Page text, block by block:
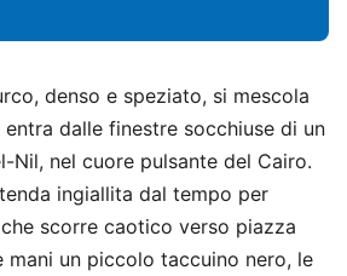
denso e speziato, si mescola
dalle finestre socchiuse di un
Nil, nel cuore pulsante del Cairo.
ingiallita dal tempo per
scorre caotico verso piazza
mani un piccolo taccuino nero, le